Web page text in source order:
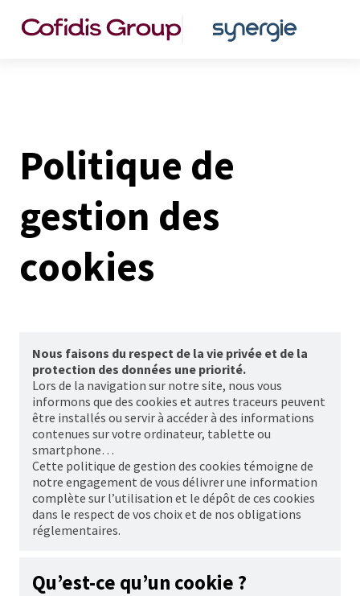
Politique de
gestion des
cookies
Nous faisons du respect de la vie privée et de la
protection des données une priorité.
Lors de la navigation sur notre site, nous vous
informons que des cookies et autres traceurs peuvent
être installés ou servir à accéder à des informations
contenues sur votre ordinateur, tablette ou
smartphone…
Cette politique de gestion des cookies témoigne de
notre engagement de vous délivrer une information
complète sur l’utilisation et le dépôt de ces cookies
dans le respect de vos choix et de nos obligations
réglementaires.
Qu’est-ce qu’un cookie ?